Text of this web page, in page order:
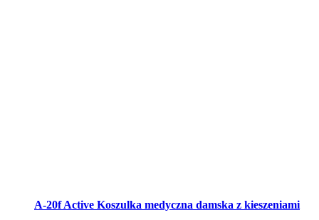
A-20f Active Koszulka medyczna damska z kieszeniami